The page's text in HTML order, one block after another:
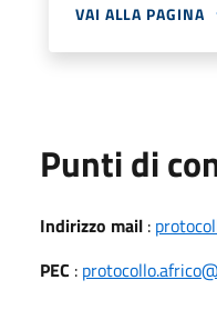
VAI ALLA PAGINA
Punti di
Indirizzo mail :
PEC :